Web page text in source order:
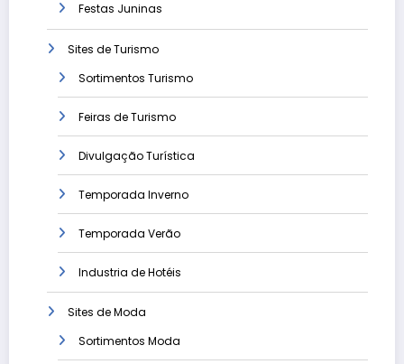
Festas Juninas
Sites de Turismo
Sortimentos Turismo
Feiras de Turismo
Divulgação Turística
Temporada Inverno
Temporada Verão
Industria de Hotéis
Sites de Moda
Sortimentos Moda